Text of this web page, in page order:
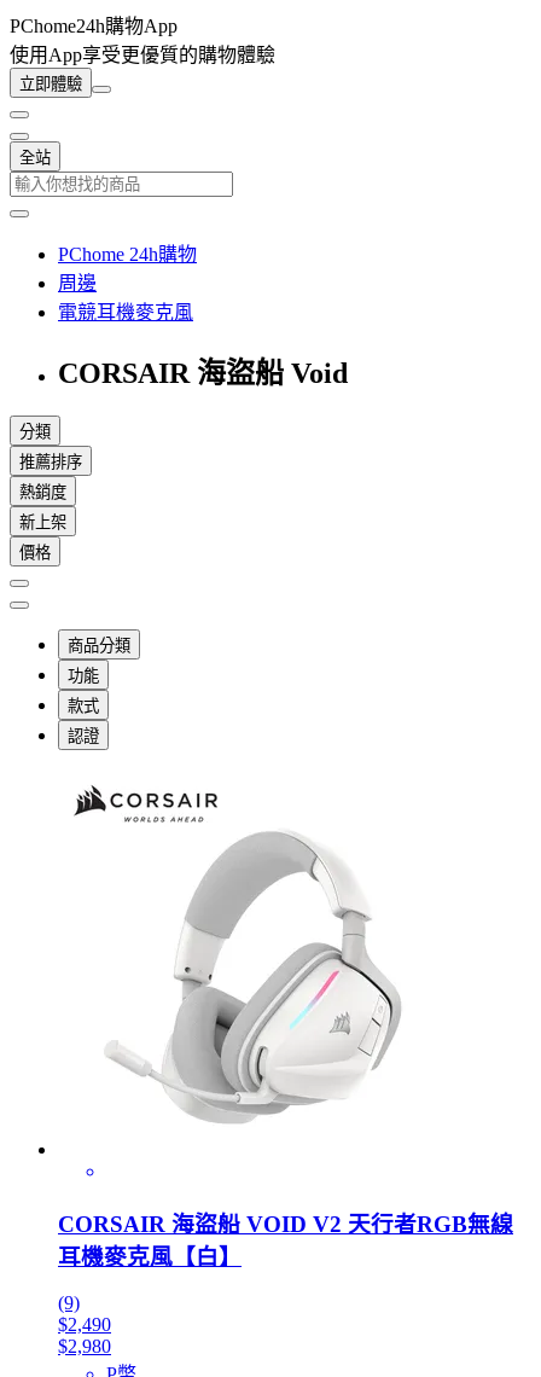
PChome24h購物App
使用App享受更優質的購物體驗
立即體驗
全站
PChome 24h購物
周邊
電競耳機麥克風
CORSAIR 海盜船 Void
分類
推薦排序
熱銷度
新上架
價格
商品分類
功能
款式
認證
CORSAIR 海盜船 VOID V2 天行者RGB無線
耳機麥克風【白】
(9)
$2,490
$2,980